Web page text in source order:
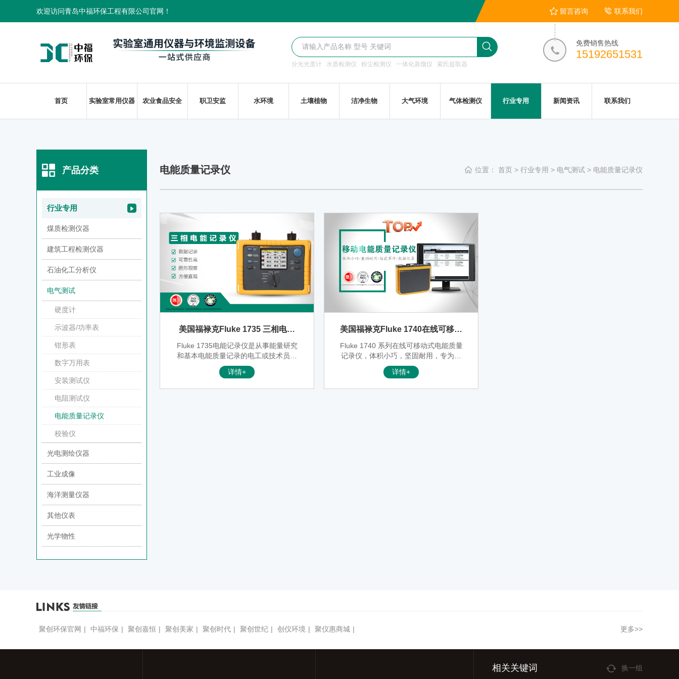
欢迎访问青岛中福环保工程有限公司官网！ 留言咨询 联系我们
分光光度计 水质检测仪 粉尘检测仪 一体化蒸馏仪 索氏提取器
免费销售热线
15192651531
首页 实验室常用仪器 农业食品安全 职卫安监 水环境 土壤植物 洁净生物 大气环境 气体检测仪 行业专用 新闻资讯 联系我们
电能质量记录仪 位置： 首页 > 行业专用 > 电气测试 > 电能质量记录仪
美国福禄克Fluke 1735 三相电能
记录仪
Fluke 1735电能记录仪是从事能量研究
和基本电能质量记录的电工或技术员的
理想工具。利用随仪器提供的柔性电流
探头和彩色显示屏，在数秒钟之内即可
详情+
美国福禄克Fluke 1740在线可移动
式电能质量记录仪
Fluke 1740 系列在线可移动式电能质量
记录仪，体积小巧，坚固耐用，专为需
要灵活地排除故障、量化能量利用率和
分析配电系统的技术人员和工程师特别
详情+
产品分类
行业专用
煤质检测仪器
建筑工程检测仪器
石油化工分析仪
电气测试
硬度计
示波器/功率表
钳形表
数字万用表
安装测试仪
电阻测试仪
电能质量记录仪
校验仪
光电测绘仪器
工业成像
海洋测量仪器
其他仪表
光学物性
聚创环保官网 | 中福环保 | 聚创嘉恒 | 聚创美家 | 聚创时代 | 聚创世纪 | 创仪环境 | 聚仪惠商城 | 更多>>
相关关键词 换一组